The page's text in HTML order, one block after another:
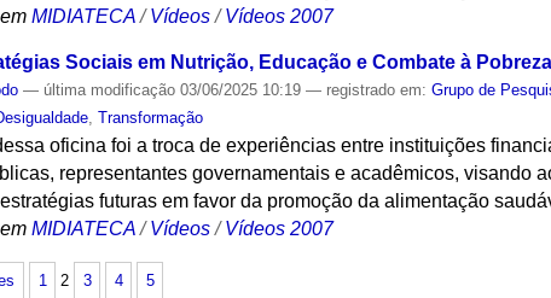
MIDIATECA /Vídeos /Vídeos 2007
Sociais em Nutrição, Educação e Combate à
— última modificação 03/06/2025 10:19— registrado em:Grupo de
,Transformação
oficina foi a troca de experiências entre instituições
representantes governamentais e acadêmicos, visando
futuras em favor da promoção da alimentação
MIDIATECA /Vídeos /Vídeos 2007
1 2 3 4 5